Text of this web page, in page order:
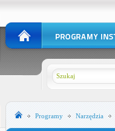
Programy Narzędzia